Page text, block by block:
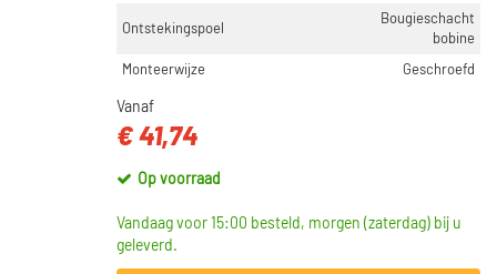
Ontstekingspoel
Bougieschacht
bobine
Monteerwijze
Geschroefd
Vanaf
€ 41,74
Op voorraad
Vandaag voor 15:00 besteld, morgen (zaterdag) bij u
geleverd.